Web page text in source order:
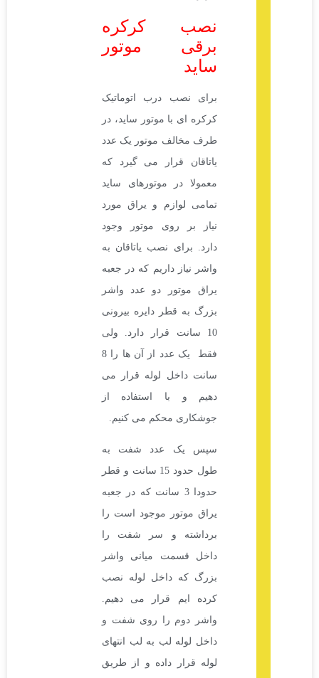
نصب کرکره
برقی موتور
برای نصب درب اتوماتیک
کرکره ای با موتور ساید، در
طرف مخالف موتور یک عدد
یاتاقان قرار می گیرد که
معمولا در موتورهای ساید
تمامی لوازم و یراق مورد
نیاز بر روی موتور وجود
دارد. برای نصب یاتاقان به
واشر نیاز داریم که در جعبه
یراق موتور دو عدد واشر
بزرگ به قطر دایره بیرونی
10 سانت قرار دارد. ولی
فقط یک عدد از آن ها را 8
سانت داخل لوله قرار می
دهیم و با استفاده از
جوشکاری محکم می کنیم.
سپس یک عدد شفت به
طول حدود 15 سانت و قطر
حدودا 3 سانت که در جعبه
یراق موتور موجود است را
برداشته و سر شفت را
داخل قسمت میانی واشر
بزرگ که داخل لوله نصب
کرده ایم قرار می دهیم.
واشر دوم را روی شفت و
داخل لوله لب به لب انتهای
لوله قرار داده و از طریق